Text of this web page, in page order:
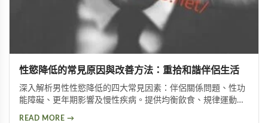
性慾降低的常見原因與改善方法：重拾和諧伴侶生活
深入解析男性性慾降低的四大常見因素：伴侶關係問題、性功
能障礙、更年期影響及慢性疾病。提供均衡飲食、規律運動、
READ MORE →